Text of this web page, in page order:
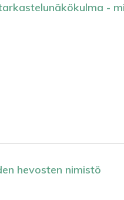
-
hevosten nimistö